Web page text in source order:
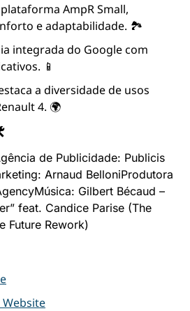
AmpR Small,
e adaptabilidade. 🏞️
integrada do Google com
📱
a diversidade de usos
4. 🌍
de Publicidade: Publicis
Arnaud BelloniProdutora
Música: Gilbert Bécaud –
feat. Candice Parise (The
Future Rework)